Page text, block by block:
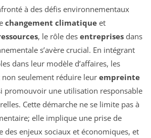
à des défis environnementaux
changement climatique et
, le rôle des entreprises dans
s’avère crucial. En intégrant
dans leur modèle d’affaires, les
seulement réduire leur empreinte
promouvoir une utilisation responsable
Cette démarche ne se limite pas à
elle implique une prise de
des enjeux sociaux et économiques, et